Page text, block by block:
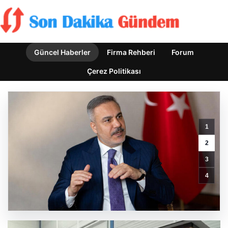
Güncel Haberler Firma Rehberi Forum
Çerez Politikası
1
2
3
4
Mutfakları
Mekanları